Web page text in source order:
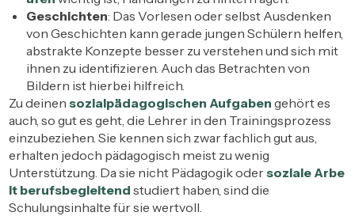
Geschichten: Das Vorlesen oder selbst Ausdenken
von Geschichten kann gerade jungen Schülern helfen,
abstrakte Konzepte besser zu verstehen und sich mit
ihnen zu identifizieren. Auch das Betrachten von
Bildern ist hierbei hilfreich.
Zu deinen sozialpädagogischen Aufgaben gehört es
auch, so gut es geht, die Lehrer in den Trainingsprozess
einzubeziehen. Sie kennen sich zwar fachlich gut aus,
erhalten jedoch pädagogisch meist zu wenig
Unterstützung. Da sie nicht Pädagogik odersoziale Arbe
it berufsbegleitend studiert haben, sind die
Schulungsinhalte für sie wertvoll.